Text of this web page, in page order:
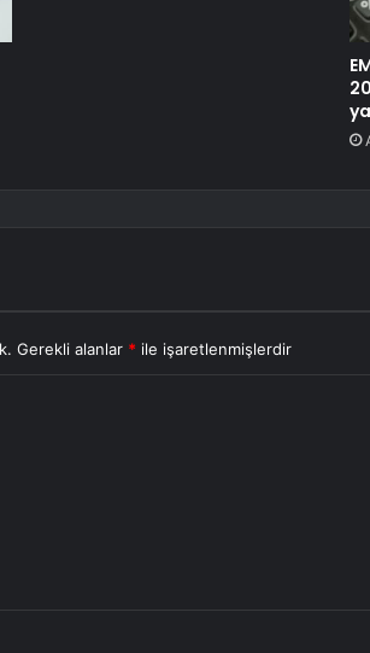
Gerekli alanlar * ile işaretlenmişlerdir